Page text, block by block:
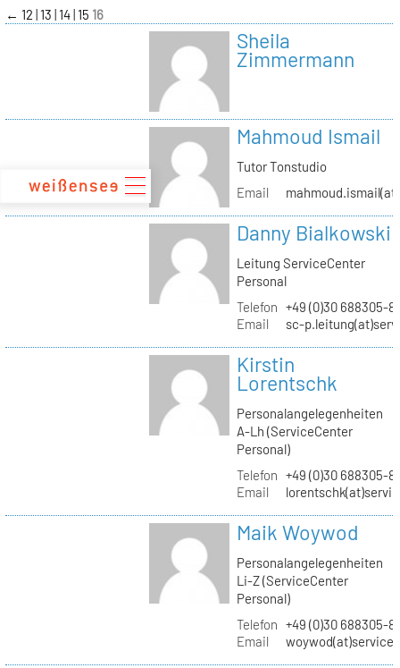
zum
Inhalt
← 12 13 14 15 16
Sheila
Zimmermann
Mahmoud Ismail
Tutor Tonstudio
Email
Danny Bialkowski
Leitung ServiceCenter
Personal
Telefon +49 (0)30 688305-
Email
sc-
Kirstin
Lorentschk
Personalangelegenheiten
A-Lh (ServiceCenter
Personal)
Telefon +49 (0)30 688305-
Email
Maik Woywod
Personalangelegenheiten
Li-Z (ServiceCenter
Personal)
Telefon +49 (0)30 688305-
Email